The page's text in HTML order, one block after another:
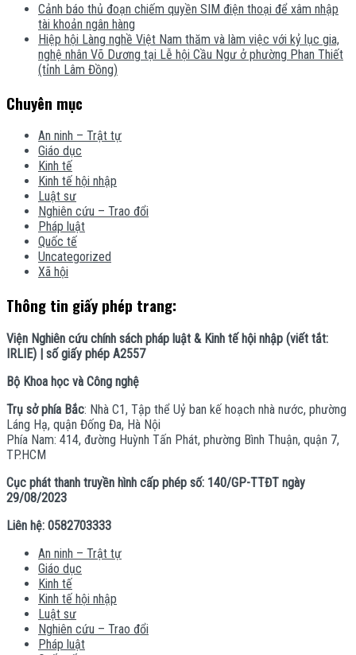
Cảnh báo thủ đoạn chiếm quyền SIM điện thoại để xâm nhập
tài khoản ngân hàng
Hiệp hội Làng nghề Việt Nam thăm và làm việc với kỷ lục gia,
nghệ nhân Võ Dương tại Lễ hội Cầu Ngư ở phường Phan Thiết
(tỉnh Lâm Đồng)
Chuyên mục
An ninh – Trật tự
Giáo dục
Kinh tế
Kinh tế hội nhập
Luật sư
Nghiên cứu – Trao đổi
Pháp luật
Quốc tế
Uncategorized
Xã hội
Thông tin giấy phép trang:
Viện Nghiên cứu chính sách pháp luật & Kinh tế hội nhập (viết tắt:
IRLIE) | số giấy phép A2557
Bộ Khoa học và Công nghệ
Trụ sở phía Bắc: Nhà C1, Tập thể Uỷ ban kế hoạch nhà nước, phường
Láng Hạ, quận Đống Đa, Hà Nội
Phía Nam: 414, đường Huỳnh Tấn Phát, phường Bình Thuận, quận 7,
TP.HCM
Cục phát thanh truyền hình cấp phép số: 140/GP-TTĐT ngày
29/08/2023
Liên hệ: 0582703333
An ninh – Trật tự
Giáo dục
Kinh tế
Kinh tế hội nhập
Luật sư
Nghiên cứu – Trao đổi
Pháp luật